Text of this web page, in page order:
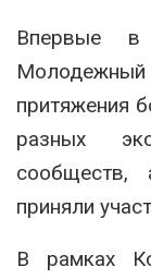
Впервые в
притяжения
разных
приняли
В рамках